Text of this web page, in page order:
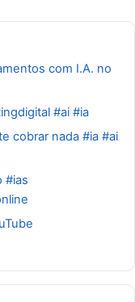
com I.A. no
#ai #ia
cobrar nada #ia #ai
#ias